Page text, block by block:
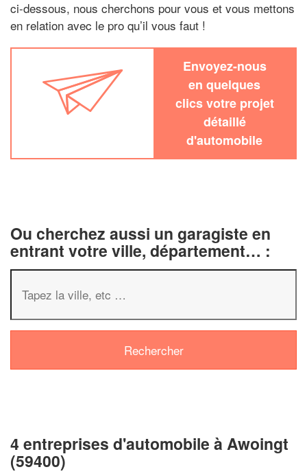
ci-dessous, nous cherchons pour vous et vous mettons
en relation avec le pro qu’il vous faut !
Envoyez-nous
en quelques
clics votre projet
détaillé
d'automobile
Ou cherchez aussi un garagiste en
entrant votre ville, département… :
4 entreprises d'automobile à Awoingt
(59400)